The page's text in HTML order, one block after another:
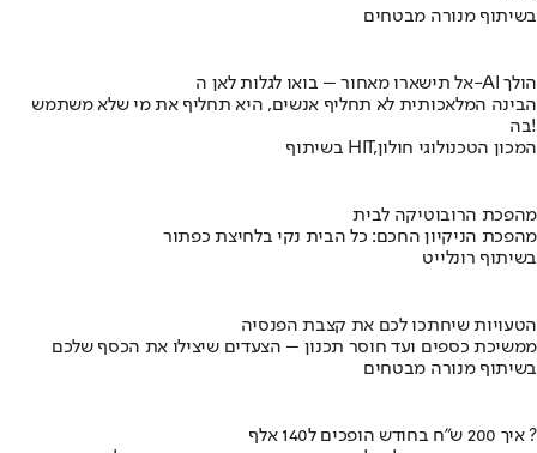
בשיתוף מנורה מבטחים
אל תישארו מאחור – בואו לגלות לאן ה-AI הולך
הבינה המלאכותית לא תחליף אנשים, היא תחליף את מי שלא משתמש
בה!
בשיתוף HIT,המכון הטכנולוגי חולון
מהפכת הרובוטיקה לבית
מהפכת הניקיון החכם: כל הבית נקי בלחיצת כפתור
בשיתוף רונלייט
הטעויות שיחתכו לכם את קצבת הפנסיה
ממשיכת כספים ועד חוסר תכנון – הצעדים שיצילו את הכסף שלכם
בשיתוף מנורה מבטחים
איך 200 ש"ח בחודש הופכים ל140 אלף ?